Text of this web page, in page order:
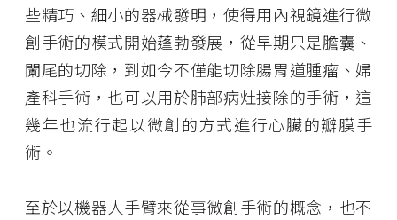
些精巧、細小的器械發明，使得用內視鏡進行微
創手術的模式開始蓬勃發展，從早期只是膽囊、
闌尾的切除，到如今不僅能切除腸胃道腫瘤、婦
產科手術，也可以用於肺部病灶接除的手術，這
幾年也流行起以微創的方式進行心臟的瓣膜手
術。
至於以機器人手臂來從事微創手術的概念，也不